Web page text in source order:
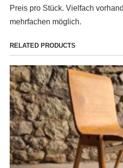
Preis pro Stück. Vielfach
mehrfachen möglich.
RELATED PRODUCTS